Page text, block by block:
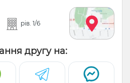
рів. 1/6
другу на: